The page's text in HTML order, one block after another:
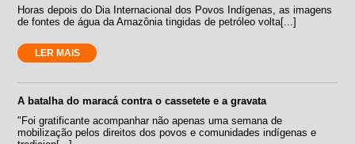
Horas depois do Dia Internacional dos Povos Indígenas, as imagens
de fontes de água da Amazônia tingidas de petróleo volta[...]
LER MAIS
A batalha do maracá contra o cassetete e a gravata
"Foi gratificante acompanhar não apenas uma semana de
mobilização pelos direitos dos povos e comunidades indígenas e